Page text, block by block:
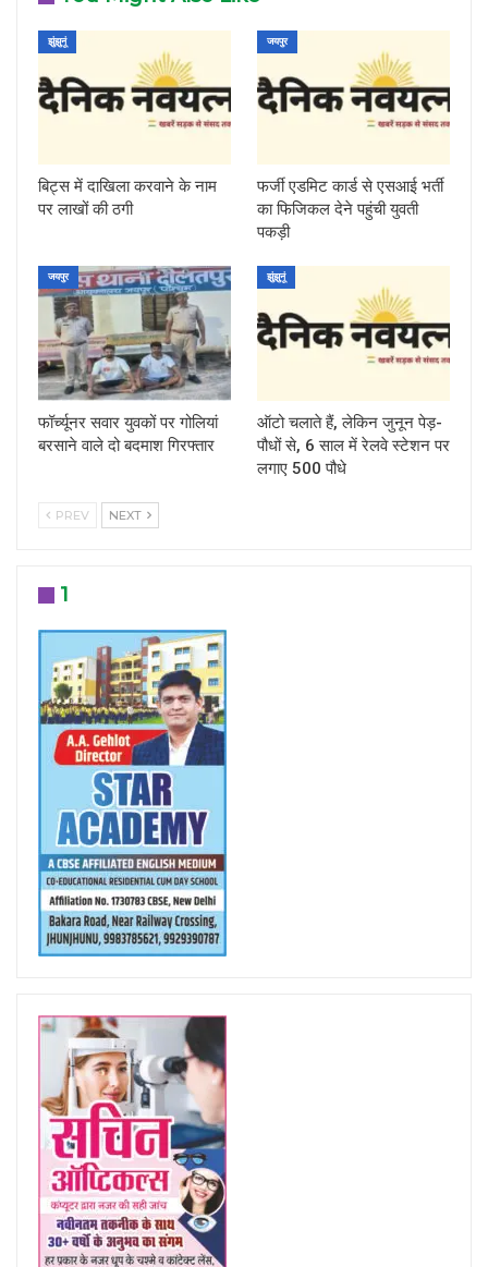
झुंझुनूं
बिट्स में दाखिला करवाने के नाम
पर लाखों की ठगी
जयपुर
फर्जी एडमिट कार्ड से एसआई भर्ती
का फिजिकल देने पहुंची युवती
पकड़ी
जयपुर
फॉर्च्यूनर सवार युवकों पर गोलियां
बरसाने वाले दो बदमाश गिरफ्तार
झुंझुनूं
ऑटो चलाते हैं, लेकिन जुनून पेड़-
पौधों से, 6 साल में रेलवे स्टेशन पर
लगाए 500 पौधे
PREV NEXT
1